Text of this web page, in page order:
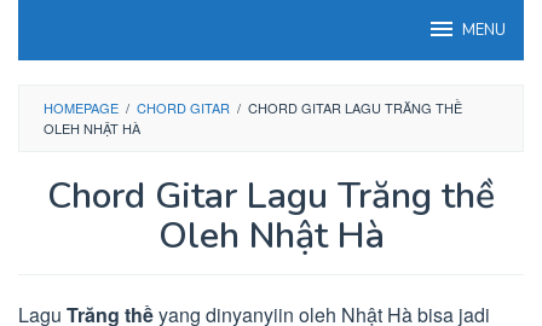
MENU
HOMEPAGE / CHORD GITAR / CHORD GITAR LAGU TRĂNG THỀ
OLEH NHẬT HÀ
Chord Gitar Lagu Trăng thề
Oleh Nhật Hà
Lagu Trăng thềyang dinyanyiin oleh Nhật Hà bisa jadi